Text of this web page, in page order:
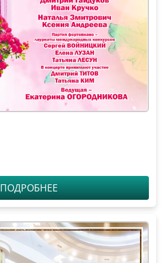
ПОДРОБНЕЕ